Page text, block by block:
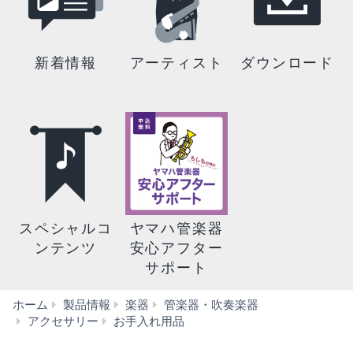
新着情報 アーティスト ダウンロード
スペシャルコ
ンテンツ
ヤマハ管楽器
安心アフター
サポート
ホーム 製品情報 楽器
管楽器・吹奏楽器
アクセサリー
お手入れ用品